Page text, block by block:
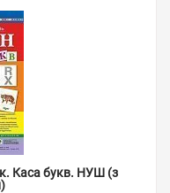
Каса букв. НУШ (з